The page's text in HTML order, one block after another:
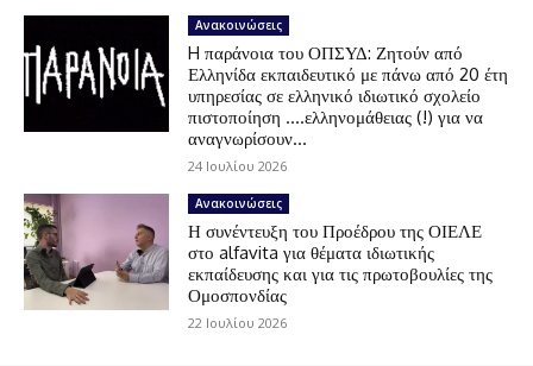
Ανακοινώσεις
H παράνοια του ΟΠΣΥΔ: Ζητούν από
Ελληνίδα εκπαιδευτικό με πάνω από 20 έτη
υπηρεσίας σε ελληνικό ιδιωτικό σχολείο
πιστοποίηση ….ελληνομάθειας (!) για να
αναγνωρίσουν...
24 Ιουλίου 2026
Ανακοινώσεις
Η συνέντευξη του Προέδρου της ΟΙΕΛΕ
στο alfavita για θέματα ιδιωτικής
εκπαίδευσης και για τις πρωτοβουλίες της
Ομοσπονδίας
22 Ιουλίου 2026